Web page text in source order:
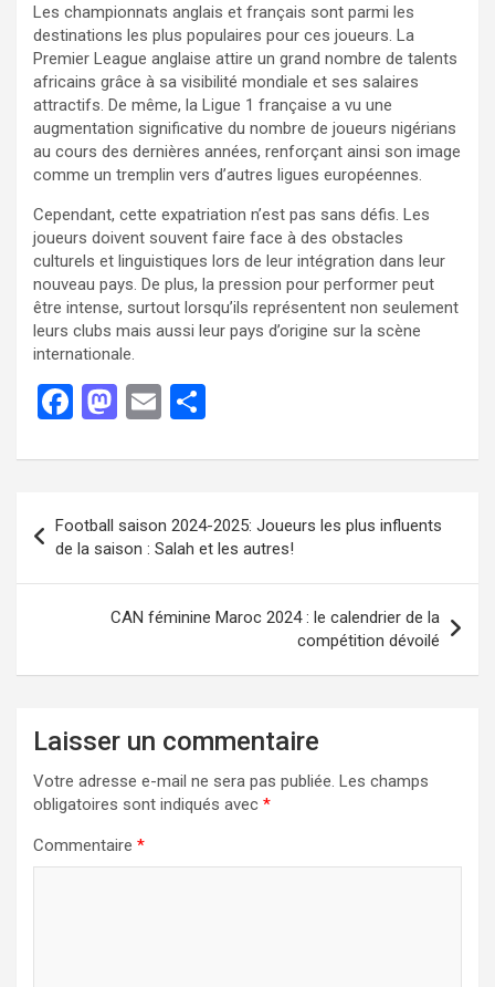
Les championnats anglais et français sont parmi les
destinations les plus populaires pour ces joueurs. La
Premier League anglaise attire un grand nombre de talents
africains grâce à sa visibilité mondiale et ses salaires
attractifs. De même, la Ligue 1 française a vu une
augmentation significative du nombre de joueurs nigérians
au cours des dernières années, renforçant ainsi son image
comme un tremplin vers d’autres ligues européennes.
Cependant, cette expatriation n’est pas sans défis. Les
joueurs doivent souvent faire face à des obstacles
culturels et linguistiques lors de leur intégration dans leur
nouveau pays. De plus, la pression pour performer peut
être intense, surtout lorsqu’ils représentent non seulement
leurs clubs mais aussi leur pays d’origine sur la scène
internationale.
F
ce
b
o
o
M
st
d
o
n
E
ail ta
g
er
Football saison 2024-2025: Joueurs les plus influents
de la saison : Salah et les autres!
CAN féminine Maroc 2024 : le calendrier de la
compétition dévoilé
Laisser un commentaire
Votre adresse e-mail ne sera pas publiée. Les champs
obligatoires sont indiqués avec *
Commentaire *